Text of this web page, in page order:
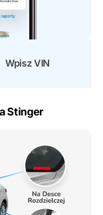
Wpisz VIN
Stinger